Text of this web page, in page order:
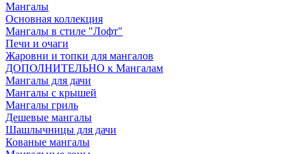
Мангалы
Основная коллекция
Мангалы в стиле "Лофт"
Печи и очаги
Жаровни и топки для мангалов
ДОПОЛНИТЕЛЬНО к Мангалам
Мангалы для дачи
Мангалы с крышей
Мангалы гриль
Дешевые мангалы
Шашлычницы для дачи
Кованые мангалы